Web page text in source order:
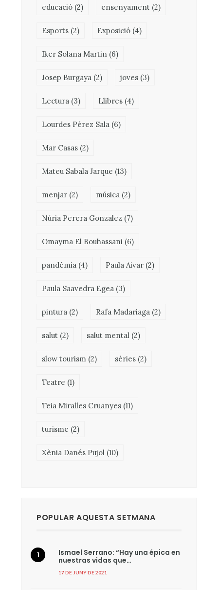
educació (2) ensenyament (2)
Esports (2) Exposició (4)
Iker Solana Martin (6)
Josep Burgaya (2) joves (3)
Lectura (3) Llibres (4)
Lourdes Pérez Sala (6)
Mar Casas (2)
Mateu Sabala Jarque (13)
menjar (2) música (2)
Núria Perera Gonzalez (7)
Omayma El Bouhassani (6)
pandèmia (4) Paula Aivar (2)
Paula Saavedra Egea (3)
pintura (2) Rafa Madariaga (2)
salut (2) salut mental (2)
slow tourism (2) sèries (2)
Teatre (1)
Teia Miralles Cruanyes (11)
turisme (2)
Xènia Danés Pujol (10)
POPULAR AQUESTA SETMANA
Ismael Serrano: “Hay una épica en
nuestras vidas que…
17 DE JUNY DE 2021